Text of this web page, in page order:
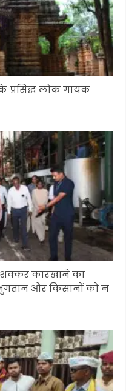
प्रसिद्ध लोक गायक
शक्कर कारखाने का
और किसानों को न